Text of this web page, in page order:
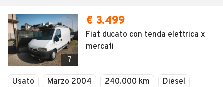
7
€ 3.499
Fiat ducato con tenda elettrica x
mercati
Usato Marzo 2004 240.000 km
Diesel